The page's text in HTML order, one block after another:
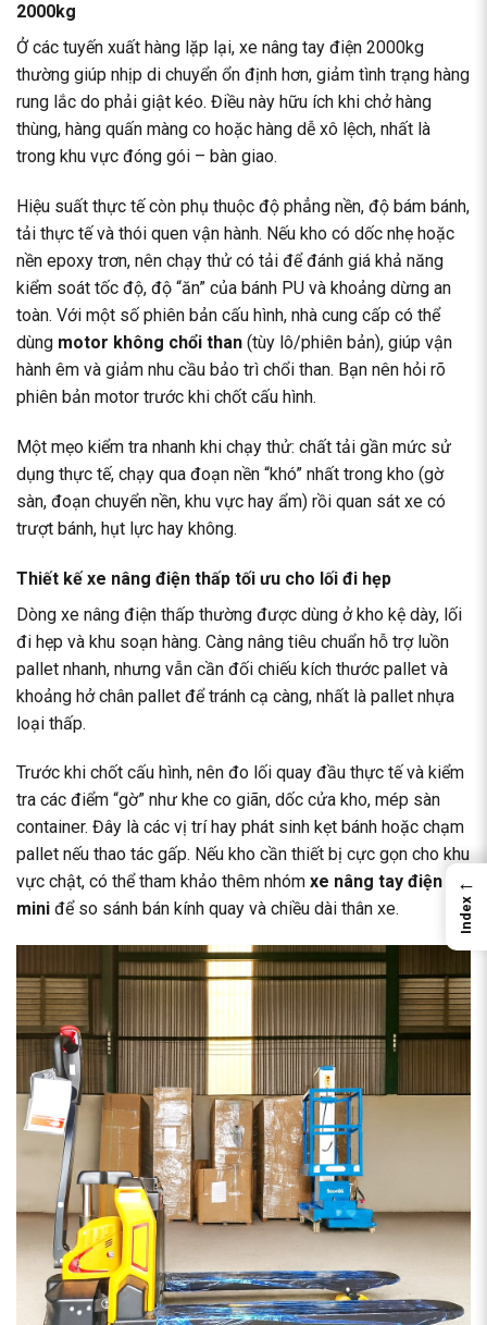
2000kg
Ở các tuyến xuất hàng lặp lại, xe nâng tay điện 2000kg
thường giúp nhịp di chuyển ổn định hơn, giảm tình trạng hàng
rung lắc do phải giật kéo. Điều này hữu ích khi chở hàng
thùng, hàng quấn màng co hoặc hàng dễ xô lệch, nhất là
trong khu vực đóng gói – bàn giao.
Hiệu suất thực tế còn phụ thuộc độ phẳng nền, độ bám bánh,
tải thực tế và thói quen vận hành. Nếu kho có dốc nhẹ hoặc
nền epoxy trơn, nên chạy thử có tải để đánh giá khả năng
kiểm soát tốc độ, độ “ăn” của bánh PU và khoảng dừng an
toàn. Với một số phiên bản cấu hình, nhà cung cấp có thể
dùng motor không chổi than (tùy lô/phiên bản), giúp vận
hành êm và giảm nhu cầu bảo trì chổi than. Bạn nên hỏi rõ
phiên bản motor trước khi chốt cấu hình.
Một mẹo kiểm tra nhanh khi chạy thử: chất tải gần mức sử
dụng thực tế, chạy qua đoạn nền “khó” nhất trong kho (gờ
sàn, đoạn chuyển nền, khu vực hay ẩm) rồi quan sát xe có
trượt bánh, hụt lực hay không.
Thiết kế xe nâng điện thấp tối ưu cho lối đi hẹp
Dòng xe nâng điện thấp thường được dùng ở kho kệ dày, lối
đi hẹp và khu soạn hàng. Càng nâng tiêu chuẩn hỗ trợ luồn
pallet nhanh, nhưng vẫn cần đối chiếu kích thước pallet và
khoảng hở chân pallet để tránh cạ càng, nhất là pallet nhựa
loại thấp.
Trước khi chốt cấu hình, nên đo lối quay đầu thực tế và kiểm
tra các điểm “gờ” như khe co giãn, dốc cửa kho, mép sàn
container. Đây là các vị trí hay phát sinh kẹt bánh hoặc chạm
pallet nếu thao tác gấp. Nếu kho cần thiết bị cực gọn cho khu
vực chật, có thể tham khảo thêm nhóm xe nâng tay điện
mini để so sánh bán kính quay và chiều dài thân xe.
←
Index